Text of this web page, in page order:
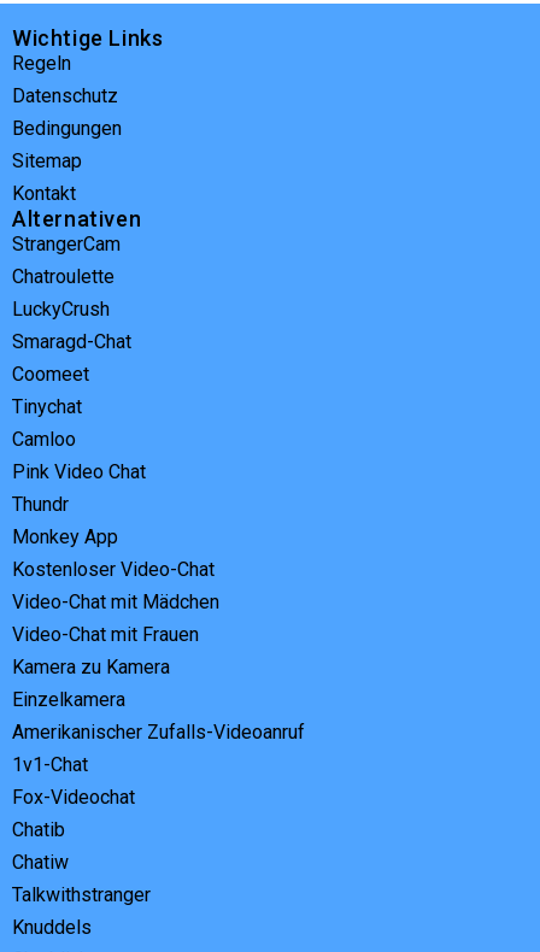
Wichtige Links
Regeln
Datenschutz
Bedingungen
Sitemap
Kontakt
Alternativen
StrangerCam
Chatroulette
LuckyCrush
Smaragd-Chat
Coomeet
Tinychat
Camloo
Pink Video Chat
Thundr
Monkey App
Kostenloser Video-Chat
Video-Chat mit Mädchen
Video-Chat mit Frauen
Kamera zu Kamera
Einzelkamera
Amerikanischer Zufalls-Videoanruf
1v1-Chat
Fox-Videochat
Chatib
Chatiw
Talkwithstranger
Knuddels